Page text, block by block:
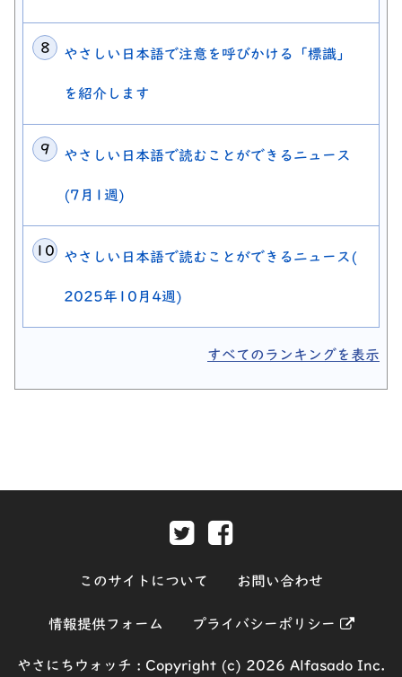
やさしい日本語で注意を呼びかける「標識」
を紹介します
やさしい日本語で読むことができるニュース
(7月1週)
やさしい日本語で読むことができるニュース(
2025年10月4週)
すべてのランキングを表示
Twitter-別ウィンドウで開きま
このサイトについて お問い合わせ
情報提供フォーム プライバシーポリシー 別ウィ
やさにちウォッチ : Copyright (c) 2026 Alfasado Inc.